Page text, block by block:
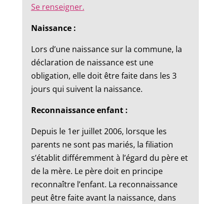
Se renseigner.
Naissance :
Lors d’une naissance sur la commune, la
déclaration de naissance est une
obligation, elle doit être faite dans les 3
jours qui suivent la naissance.
Reconnaissance enfant :
Depuis le 1er juillet 2006, lorsque les
parents ne sont pas mariés, la filiation
s’établit différemment à l’égard du père et
de la mère. Le père doit en principe
reconnaître l’enfant. La reconnaissance
peut être faite avant la naissance, dans